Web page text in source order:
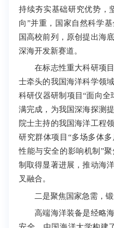
持续夯实基础研究优势，
向”并重，国家自然科学
国高校前列，原创提出海
深海开发新赛道。
在标志性重大科研项目
士牵头的我国海洋科学领
科研仪器研制项目“面向全
满完成，为我国深海探测
院士主持的我国海洋工程
研究群体项目“多场多体
性能与安全的影响机制”
制取得显著进展，推动海
叉融合。
二是聚焦国家急需，锻
高端海洋装备是经略海